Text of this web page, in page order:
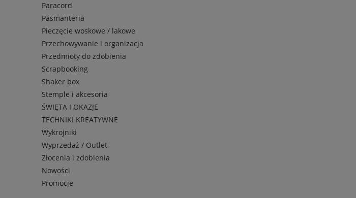
Paracord
Pasmanteria
Pieczęcie woskowe / lakowe
Przechowywanie i organizacja
Przedmioty do zdobienia
Scrapbooking
Shaker box
Stemple i akcesoria
ŚWIĘTA I OKAZJE
TECHNIKI KREATYWNE
Wykrojniki
Wyprzedaż / Outlet
Złocenia i zdobienia
Nowości
Promocje